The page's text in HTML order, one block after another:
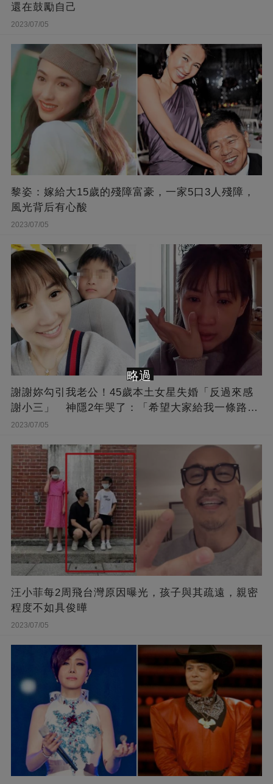
還在鼓勵自己
2023/07/05
黎姿：嫁給大15歲的殘障富豪，一家5口3人殘障，
風光背后有心酸
2023/07/05
謝謝妳勾引我老公！45歲本土女星失婚「反過來感
謝小三」 神隱2年哭了：「希望大家給我一條路
走...」
2023/07/05
汪小菲每2周飛台灣原因曝光，孩子與其疏遠，親密
程度不如具俊曄
2023/07/05
略過